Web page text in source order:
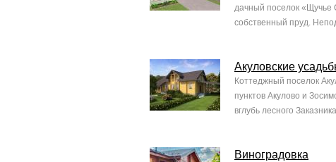
дачный поселок «Щучье
собственный пруд.
Акуловские
Коттеджный поселок
пунктов Акулово и
вглубь лесного
Виноградовка